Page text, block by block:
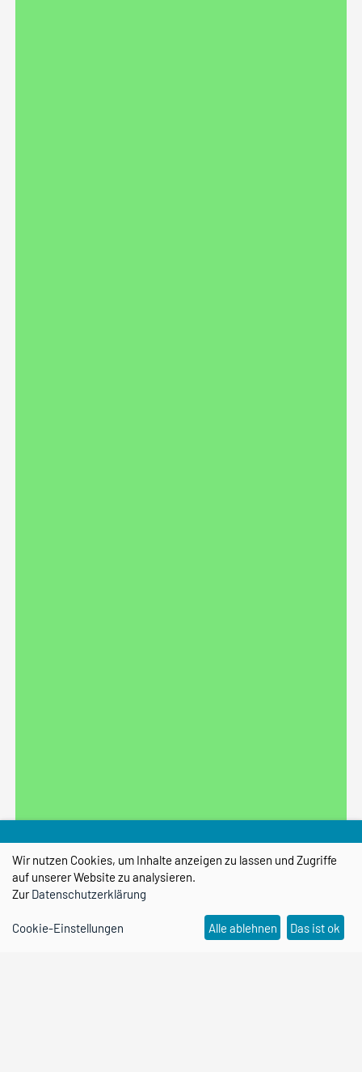
Wir nutzen Cookies, um Inhalte anzeigen zu lassen und Zugriffe
auf unserer Website zu analysieren.
ZurDatenschutzerklärung
Cookie-Einstellungen Alle ablehnen Das ist ok